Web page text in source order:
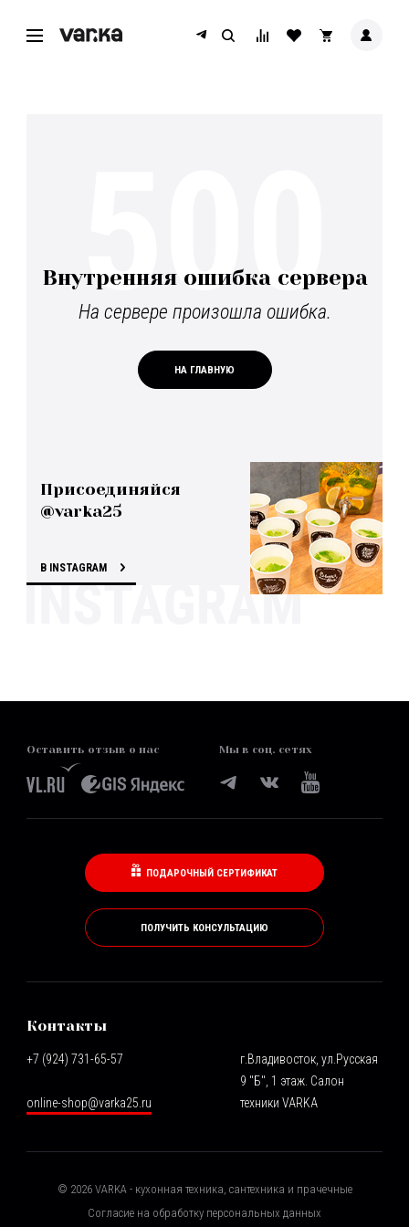
Внутренняя ошибка сервера
На сервере произошла ошибка.
НА ГЛАВНУЮ
500
Присоединяйся
@varka25
В INSTAGRAM
Оставить отзыв о нас Мы в соц. сетях
ПОДАРОЧНЫЙ СЕРТИФИКАТ
ПОЛУЧИТЬ КОНСУЛЬТАЦИЮ
Контакты
+7 (924) 731-65-57
online-shop@varka25.ru
г.Владивосток, ул.Русская
9 "Б", 1 этаж. Салон
техники VARKA
© 2026VARKA - кухонная техника, сантехника и прачечные
Согласие на обработку персональных данных